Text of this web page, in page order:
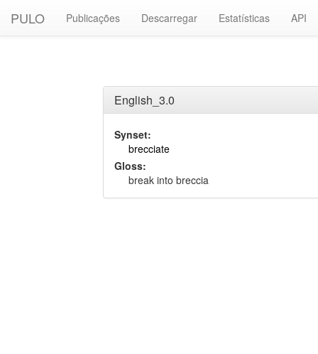
PULO Publicações Descarregar Estatísticas API
English_3.0
Synset:
brecciate
Gloss:
break into breccia